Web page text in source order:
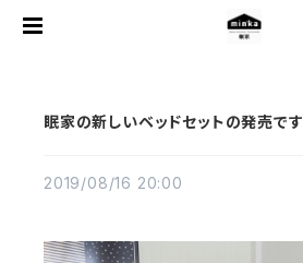
眠家の新しいベッドセットの発売です
2019/08/16 20:00